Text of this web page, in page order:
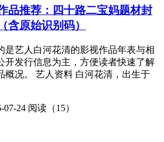
品推荐：四十路二宝妈题材封
含原始识别码）
是艺人白河花清的影视作品年表与相
开发行信息为主，方便读者快速了解
概况。 艺人资料 白河花清，出生于
07-24 阅读（15）